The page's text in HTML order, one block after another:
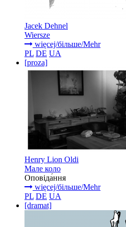
Jacek Dehnel
Wiersze
więcej/більше/Mehr
PL DE UA
[proza]
Henry Lion Oldi
Мале коло
Оповіда́ння
więcej/більше/Mehr
PL DE UA
[dramat]